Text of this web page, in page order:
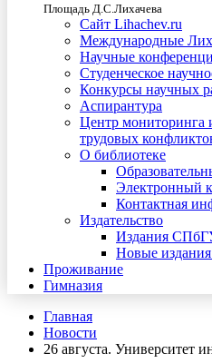
Площадь Д.С.Лихачева
Сайт Lihachev.ru
Международные
Научные
Студенческое
Конкурсы научных
Аспирантура
Центр мониторинга
трудовых
О библиотеке
Электронный
Контактная
Издательство
Издания
Новые
Проживание
Гимназия
Главная
Новости
26 августа. Университет